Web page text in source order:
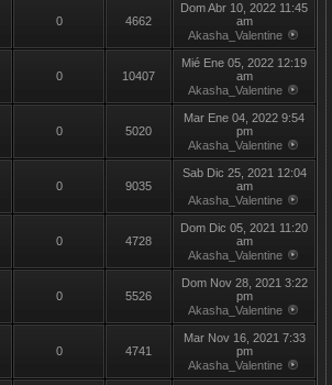
0 4662
Dom Abr 10, 2022 11:45
am
Akasha_Valentine
0 10407
Mié Ene 05, 2022 12:19
am
Akasha_Valentine
0 5020
Mar Ene 04, 2022 9:54
pm
Akasha_Valentine
0 9035
Sab Dic 25, 2021 12:04
am
Akasha_Valentine
0 4728
Dom Dic 05, 2021 11:20
am
Akasha_Valentine
0 5526
Dom Nov 28, 2021 3:22
pm
Akasha_Valentine
0 4741
Mar Nov 16, 2021 7:33
pm
Akasha_Valentine